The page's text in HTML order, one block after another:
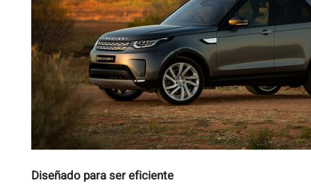
Diseñado para ser eficiente